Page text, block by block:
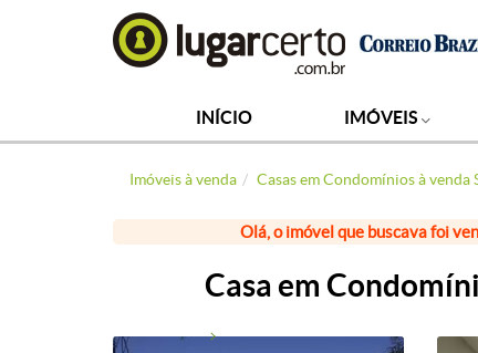
INÍCIO IMÓVEIS
Imóveis à venda Casas em Condomínios à venda
Olá, o imóvel que buscava foi
Casa em